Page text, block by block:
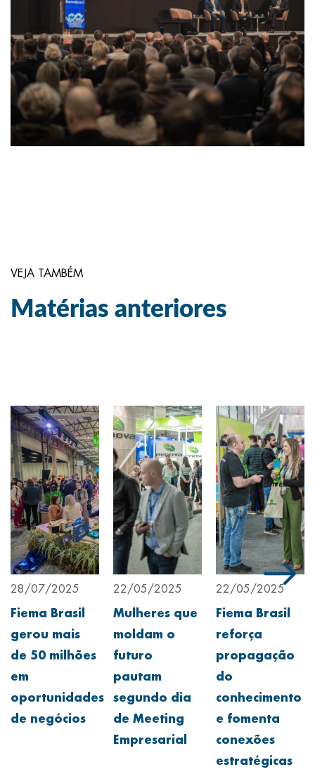
VEJA TAMBÉM
Matérias anteriores
28/07/2025
Fiema Brasil
gerou mais
de 50 milhões
em
oportunidades
de negócios
22/05/2025
Mulheres que
moldam o
futuro
pautam
segundo dia
de Meeting
Empresarial
22/05/2025
Fiema Brasil
reforça
propagação
do
conhecimento
e fomenta
conexões
estratégicas